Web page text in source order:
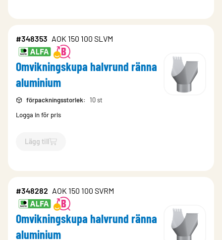
#348353 AOK 150 100 SLVM
Omvikningskupa halvrund ränna
aluminium
förpackningsstorlek:
10 st
Logga in för pris
Lägg till
`$Lägg till
#348282 AOK 150 100 SVRM
Omvikningskupa halvrund ränna
aluminium